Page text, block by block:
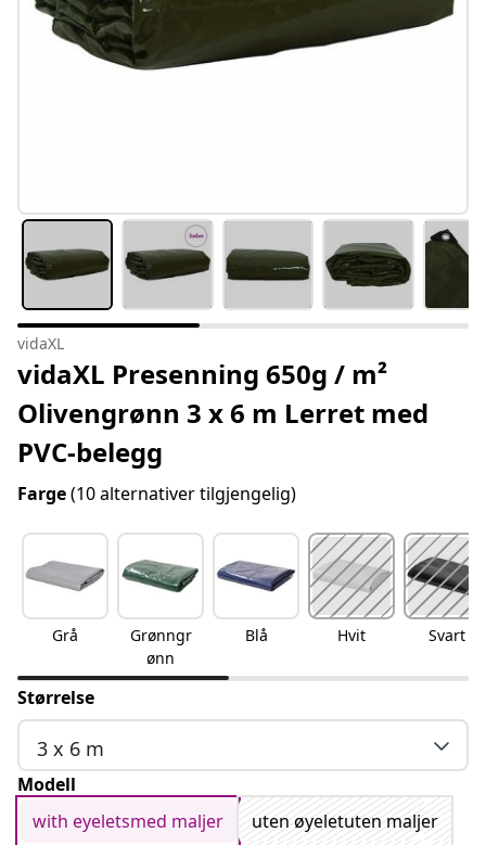
vidaXL
vidaXL Presenning 650g / m²
Olivengrønn 3 x 6 m Lerret med
PVC-belegg
Farge(10 alternativer tilgjengelig)
Grå
Grønngr
ønn
Blå Hvit Svart
Størrelse
3 x 6 m
Modell
with eyeletsmed maljer
uten øyeletuten maljer